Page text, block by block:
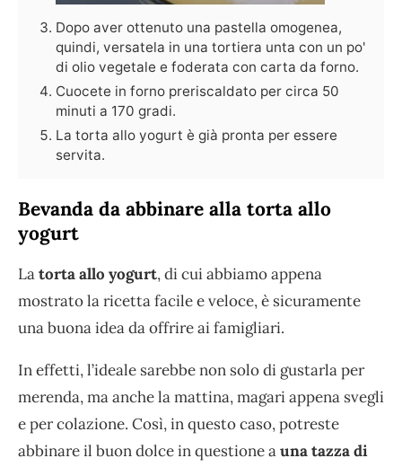
Dopo aver ottenuto una pastella omogenea,
quindi, versatela in una tortiera unta con un po'
di olio vegetale e foderata con carta da forno.
Cuocete in forno preriscaldato per circa 50
minuti a 170 gradi.
La torta allo yogurt è già pronta per essere
servita.
Bevanda da abbinare alla torta allo
yogurt
Latorta allo yogurt, di cui abbiamo appena
mostrato la ricetta facile e veloce, è sicuramente
una buona idea da offrire ai famigliari.
In effetti, l’ideale sarebbe non solo di gustarla per
merenda, ma anche la mattina, magari appena svegli
e per colazione. Così, in questo caso, potreste
abbinare il buon dolce in questione auna tazza di